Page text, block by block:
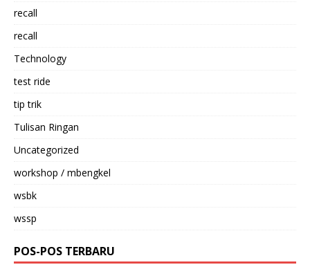
recall
recall
Technology
test ride
tip trik
Tulisan Ringan
Uncategorized
workshop / mbengkel
wsbk
wssp
POS-POS TERBARU